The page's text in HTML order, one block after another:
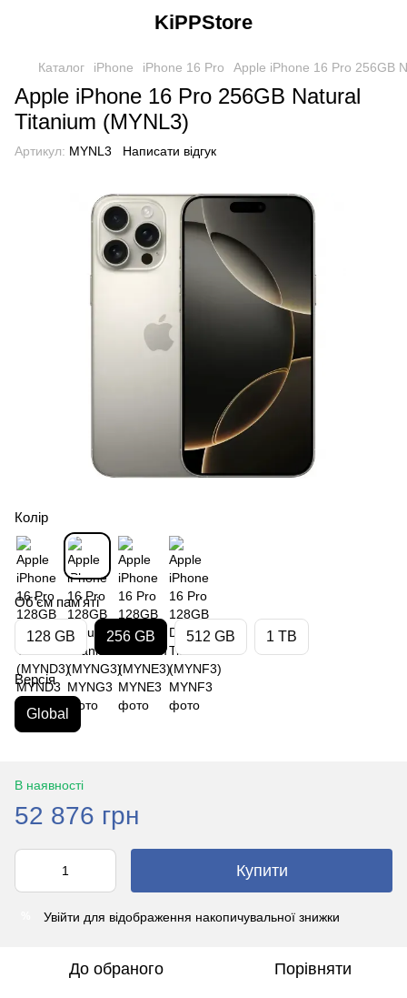
KiPPStore
Каталог iPhone iPhone 16 Pro Apple iPhone 16 Pro 256GB
Apple iPhone 16 Pro 256GB Natural
Titanium (MYNL3)
Артикул: MYNL3 Написати відгук
Колір
Обʼєм памʼяті
128 GB 256 GB 512 GB 1 TB
Версія
Global
В наявності
52 876 грн
Купити
Увійти для відображення накопичувальної знижки
До обраного Порівняти